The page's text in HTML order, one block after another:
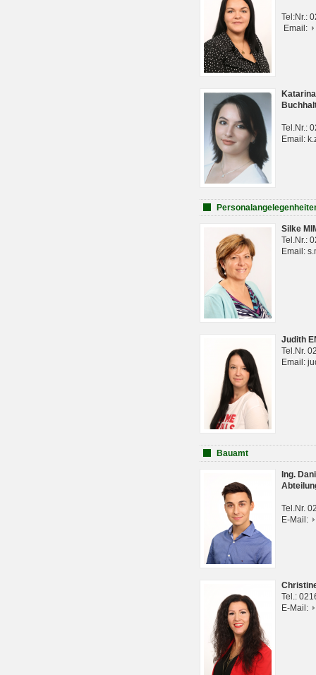
Tel:Nr.:
Email:
Tel.Nr.:
Email:
Silke
Tel.Nr.:
Email:
Judith
Tel.Nr.
Email:
Bauamt
Ing.
Tel.Nr.
E-Mail:
Tel.:
E-Mail: